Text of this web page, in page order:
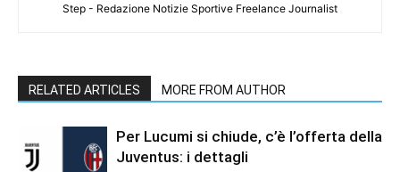
Step - Redazione Notizie Sportive Freelance Journalist
RELATED ARTICLES MORE FROM AUTHOR
Per Lucumi si chiude, c’è l’offerta della
Juventus: i dettagli